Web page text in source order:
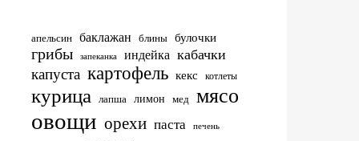
апельсин баклажан блины булочки
грибы запеканка индейка кабачки
капуста картофель кекс котлеты
курица лапша лимон мед мясо
овощи орехи паста печень